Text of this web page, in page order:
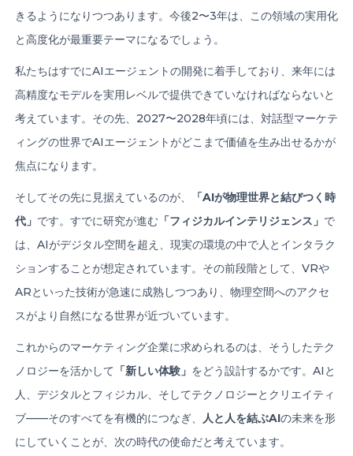
きるようになりつつあります。今後2〜3年は、この領域の実用化
と高度化が最重要テーマになるでしょう。
私たちはすでにAIエージェントの開発に着手しており、来年には
高精度なモデルを実用レベルで提供できていなければならないと
考えています。その先、2027〜2028年頃には、対話型マーケテ
ィングの世界でAIエージェントがどこまで価値を生み出せるかが
焦点になります。
そしてその先に見据えているのが、 「AIが物理世界と結びつく時
代」 です。すでに研究が進む 「フィジカルインテリジェンス」 で
は、AIがデジタル空間を超え、現実の環境の中で人とインタラク
ションすることが想定されています。その前段階として、VRや
ARといった技術が急速に成熟しつつあり、物理空間へのアクセ
スがより自然になる世界が近づいています。
これからのマーケティング企業に求められるのは、そうしたテク
ノロジーを活かして 「新しい体験」 をどう設計するかです。AIと
人、デジタルとフィジカル、そしてテクノロジーとクリエイティ
ブ——そのすべてを有機的につなぎ、
人と人を結ぶAIの未来を形
にしていくことが、次の時代の使命だと考えています。